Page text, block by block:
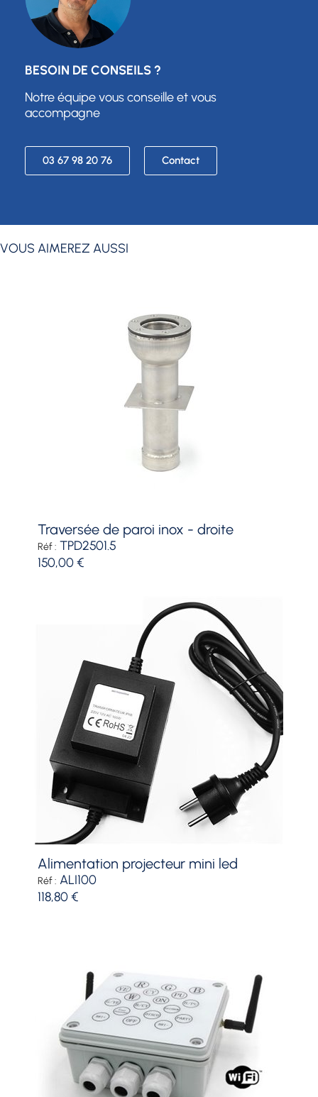
BESOIN DE CONSEILS ?
Notre équipe vous conseille et vous
accompagne
03 67 98 20 76 Contact
VOUS AIMEREZ AUSSI
traversée de paroi inox - droite
Réf : TPD2501.5
150,00 €
alimentation projecteur mini led
Réf : ALI100
118,80 €